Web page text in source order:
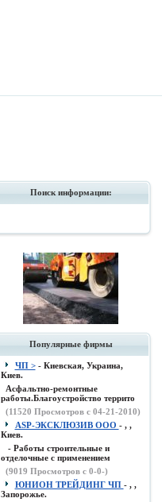
Поиск информации:
Популярные фирмы
ЧП >- Киевская, Украина,
Киев.
Асфальтно-ремонтные
работы.Благоустройство террито
(11520 Просмотров с 04-21-2010)
ASP-ЭКСКЛЮЗИВ ООО - , ,
Киев.
- Работы строительные и
отделочные с применением
(9019 Просмотров с 0-0-)
ЮНИОН ТРЕЙДИНГ ЧП - , ,
Запорожье.